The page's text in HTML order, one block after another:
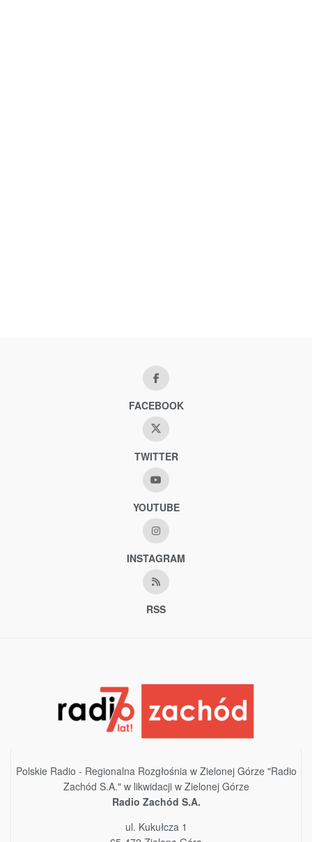
FACEBOOK
TWITTER
YOUTUBE
INSTAGRAM
RSS
Polskie Radio - Regionalna Rozgłośnia w Zielonej Górze "Radio
Zachód S.A." w likwidacji w Zielonej Górze
Radio Zachód S.A.
ul. Kukułcza 1